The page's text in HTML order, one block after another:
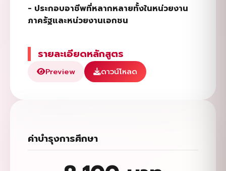
- ประกอบอาชีพที่หลากหลายทั้งในหน่วยงาน
ภาครัฐและหน่วยงานเอกชน
รายละเอียดหลักสูตร
Preview ดาวน์โหลด
ค่าบำรุงการศึกษา